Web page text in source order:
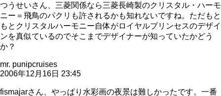
つうせいさん、三菱関係なら三菱長崎製のクリスタル・ハーモ
ニー＝飛鳥のパクリも許されるかも知れないですね。ただもと
もとクリスタルハーモニー自体がロイヤルプリンセスのデザイ
ンを真似ているのでそこまでデザイナーが知っていたかどう
か？
mr. punipcruises
2006年12月16日 23:45
fismajarさん、やっぱり水彩画の夜景は難しかったです。一番